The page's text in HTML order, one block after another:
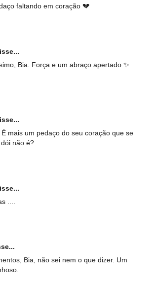
faltando em coração 💔
Bia. Força e um abraço apertado ✨
mais um pedaço do seu coração que se
não é?
....
Bia, não sei nem o que dizer. Um